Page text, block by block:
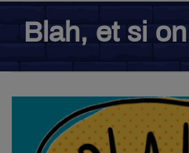
Blah, et si